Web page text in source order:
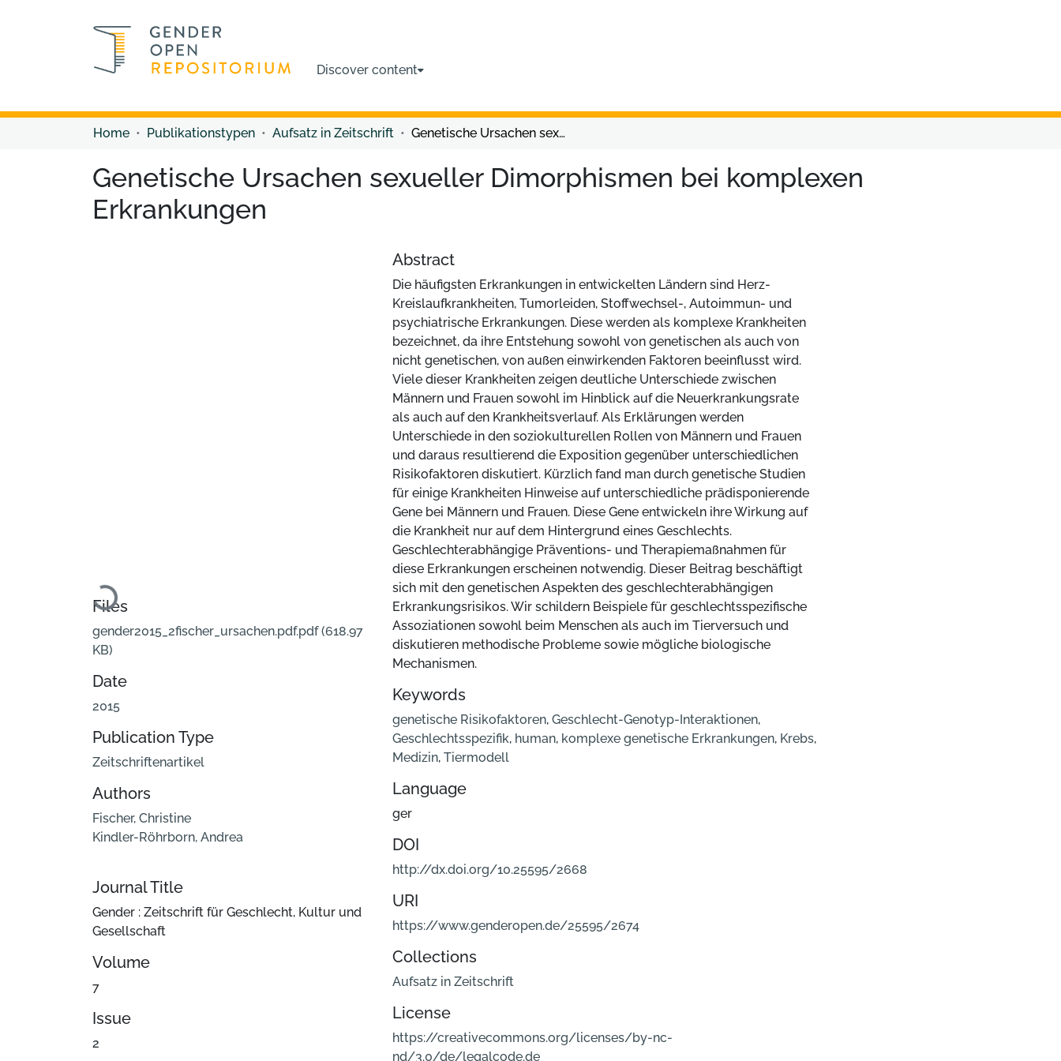
Discover content
Home Publikationstypen Aufsatz in Zeitschrift Genetische Ursachen sexueller Dimorphismen bei komplexen Erkrankungen
Genetische Ursachen sexueller Dimorphismen bei komplexen
Erkrankungen
Loading...
Files
gender2015_2fischer_ursachen.pdf.pdf(618.97
KB)
Date
2015
Publication Type
Zeitschriftenartikel
Authors
Fischer, Christine
Kindler-Röhrborn, Andrea
Journal Title
Gender : Zeitschrift für Geschlecht, Kultur und
Gesellschaft
Volume
7
Issue
2
Abstract
Die häufigsten Erkrankungen in entwickelten Ländern sind Herz-
Kreislaufkrankheiten, Tumorleiden, Stoffwechsel-, Autoimmun- und
psychiatrische Erkrankungen. Diese werden als komplexe Krankheiten
bezeichnet, da ihre Entstehung sowohl von genetischen als auch von
nicht genetischen, von außen einwirkenden Faktoren beeinflusst wird.
Viele dieser Krankheiten zeigen deutliche Unterschiede zwischen
Männern und Frauen sowohl im Hinblick auf die Neuerkrankungsrate
als auch auf den Krankheitsverlauf. Als Erklärungen werden
Unterschiede in den soziokulturellen Rollen von Männern und Frauen
und daraus resultierend die Exposition gegenüber unterschiedlichen
Risikofaktoren diskutiert. Kürzlich fand man durch genetische Studien
für einige Krankheiten Hinweise auf unterschiedliche prädisponierende
Gene bei Männern und Frauen. Diese Gene entwickeln ihre Wirkung auf
die Krankheit nur auf dem Hintergrund eines Geschlechts.
Geschlechterabhängige Präventions- und Therapiemaßnahmen für
diese Erkrankungen erscheinen notwendig. Dieser Beitrag beschäftigt
sich mit den genetischen Aspekten des geschlechterabhängigen
Erkrankungsrisikos. Wir schildern Beispiele für geschlechtsspezifische
Assoziationen sowohl beim Menschen als auch im Tierversuch und
diskutieren methodische Probleme sowie mögliche biologische
Mechanismen.
Keywords
genetische Risikofaktoren, Geschlecht-Genotyp-Interaktionen,
Geschlechtsspezifik, human, komplexe genetische Erkrankungen, Krebs,
Medizin, Tiermodell
Language
ger
DOI
http://dx.doi.org/10.25595/2668
URI
https://www.genderopen.de/25595/2674
Collections
Aufsatz in Zeitschrift
License
https://creativecommons.org/licenses/by-nc-
nd/3.0/de/legalcode.de